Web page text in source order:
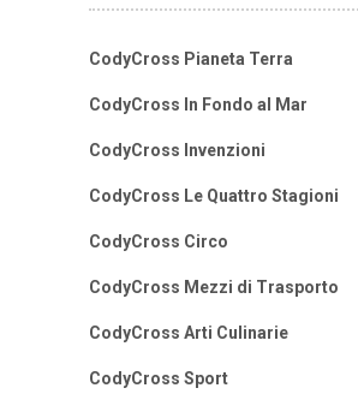
CodyCross Pianeta Terra
CodyCross In Fondo al Mar
CodyCross Invenzioni
CodyCross Le Quattro Stagioni
CodyCross Circo
CodyCross Mezzi di Trasporto
CodyCross Arti Culinarie
CodyCross Sport